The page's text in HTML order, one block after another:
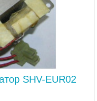
SHV-EUR02